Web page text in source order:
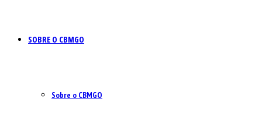
SOBRE O CBMGO
Sobre o CBMGO